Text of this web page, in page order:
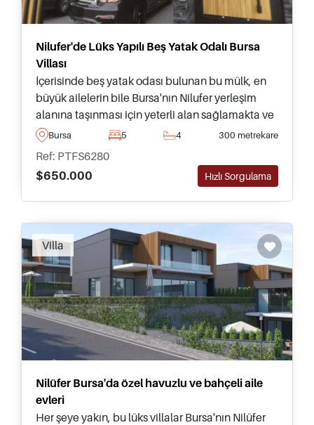
Nilufer'de Lüks Yapılı Beş Yatak Odalı Bursa
Villası
İçerisinde beş yatak odası bulunan bu mülk, en
büyük ailelerin bile Bursa'nın Nilufer yerleşim
alanına taşınması için yeterli alan sağlamakta ve
büyük yüzme havuzlu özel bir arsada yer
Bursa 5 4 300 metrekare
Ref: PTFS6280
$650.000
Hızlı Sorgulama
Villa
Nilüfer Bursa'da özel havuzlu ve bahçeli aile
evleri
Her şeye yakın, bu lüks villalar Bursa'nın Nilüfer